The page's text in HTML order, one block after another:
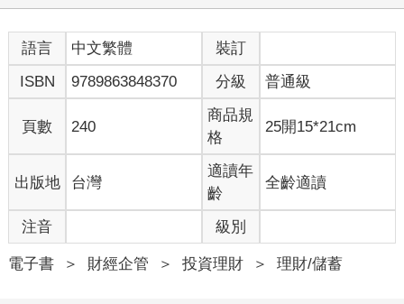
語言 中文繁體
裝訂
ISBN
9789863848370 分級 普通級
頁數 240
商品規
格
25開15*21cm
出版地 台灣
適讀年
齡
全齡適讀
注音 級別
電子書 ＞ 財經企管 ＞ 投資理財 ＞ 理財/儲蓄